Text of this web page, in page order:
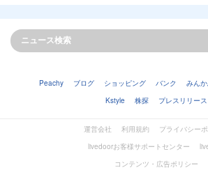
Peachy ブログ ショッピング バンク みん
Kstyle
株探 プレスリリース
運営会社 利用規約
プライバシー
livedoorお客様サポートセンター
コンテンツ・広告ポリシー